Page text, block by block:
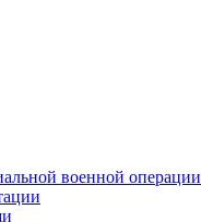
военной операции